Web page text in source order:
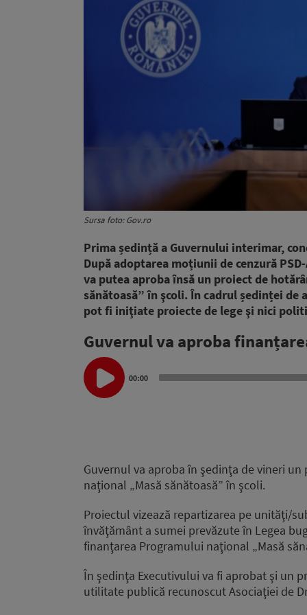
Sursa foto: Gov.ro
Prima ședință a Guvernului interimar,
După adoptarea moțiunii de cenzură
va putea aproba însă un proiect de
sănătoasă” în şcoli. În cadrul ședinței
pot fi iniţiate proiecte de lege şi nici
Guvernul va aproba
Audio
Player
00:00
Guvernul va aproba în şedinţa de vineri
naţional „Masă sănătoasă” în şcoli.
Proiectul vizează repartizarea pe unităţi/
învăţământ a sumei prevăzute în Legea
finanţarea Programului naţional „Masă
În şedinţa Executivului va fi aprobat şi un
utilitate publică recunoscut Asociaţiei de